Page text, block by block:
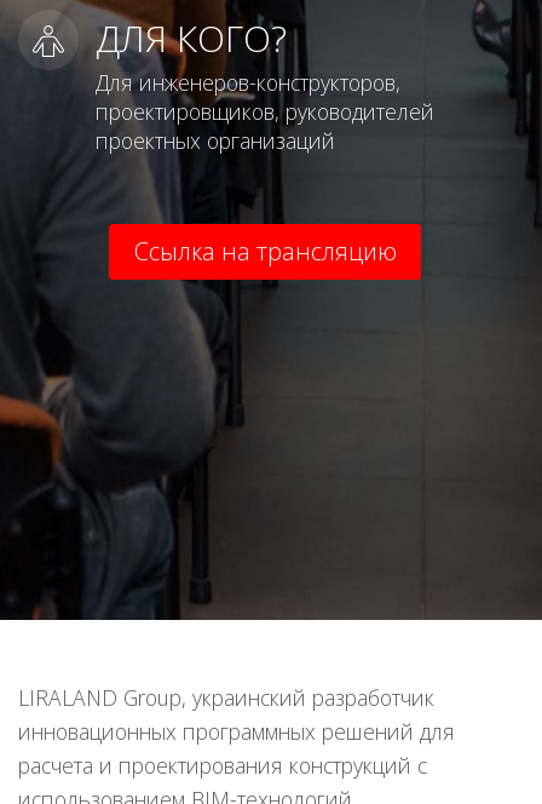
ДЛЯ КОГО?
Для инженеров-конструкторов,
проектировщиков, руководителей
проектных организаций
Ссылка на трансляцию
LIRALAND Group, украинский разработчик
инновационных программных решений для
расчета и проектирования конструкций с